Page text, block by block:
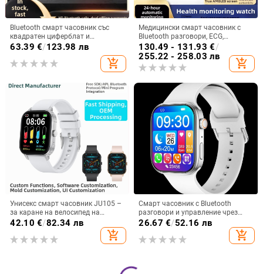
Bluetooth смарт часовник със
квадратен циферблат и
силиконова каишка; мониторинг
на сърдечния ритъм, измерване
на кръвното налягане, кислород
в кръвта, следене на съня, броене
63.39 €/123.98 лв
add_shopping_cart
Медицински смарт часовник с
Bluetooth разговори, ECG,
измерване на кръвно налягане,
пулс и мониторинг на здравето
(липиди в кръвта и урикова
киселина)
130.49 - 131.93 €/
255.22 - 258.03 лв
add_shopping_cart
Унисекс смарт часовник JU105 –
за каране на велосипед на
открито и походи, крачкомер,
сърдечна честота и кислород в
кръвта, мониторинг на съня
42.10 €/82.34 лв
add_shopping_cart
Смарт часовник с Bluetooth
разговори и управление чрез
докосване (IPS дисплей,
мониторинг на сърдечната
честота, следене на съня, батерия
26.67 €/52.16 лв
add_shopping_cart